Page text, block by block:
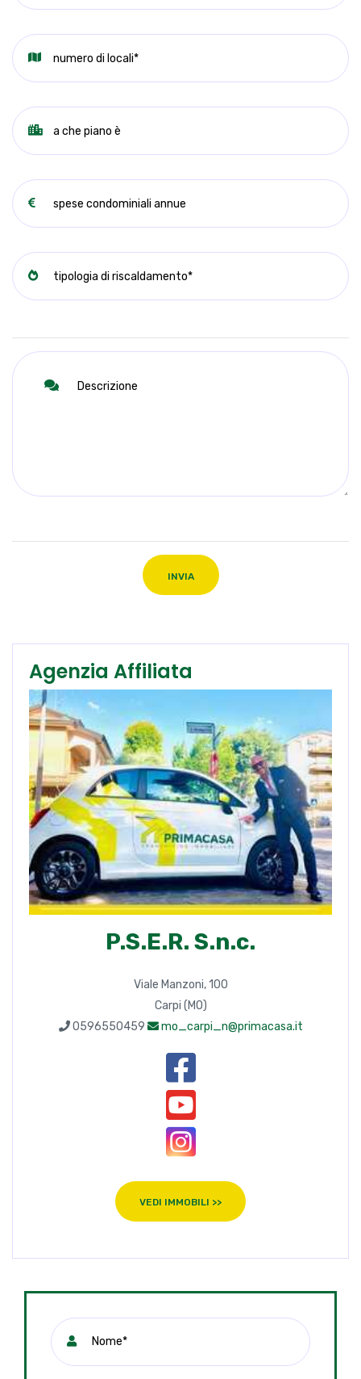
INVIA
Agenzia Affiliata
P.S.E.R. S.n.c.
Viale Manzoni, 100
Carpi (MO)
0596550459
mo_carpi_n@primacasa.it
VEDI IMMOBILI >>